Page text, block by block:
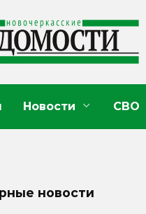
Новости СВО
новости